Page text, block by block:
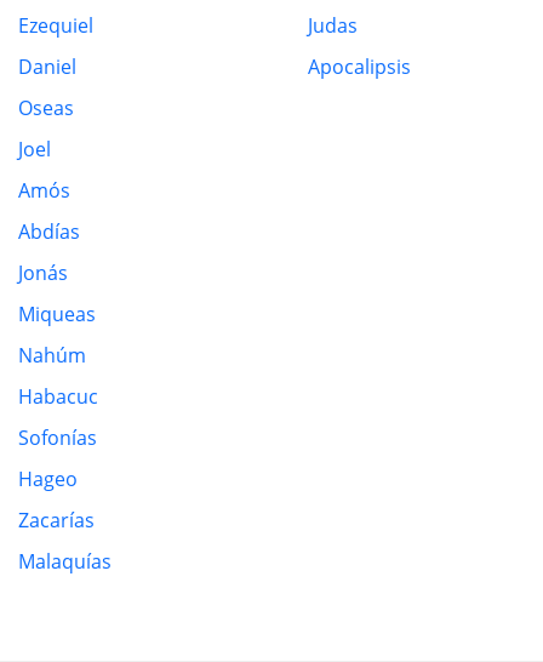
Ezequiel
Daniel
Oseas
Joel
Amós
Abdías
Jonás
Miqueas
Nahúm
Habacuc
Sofonías
Hageo
Zacarías
Malaquías
Judas
Apocalipsis